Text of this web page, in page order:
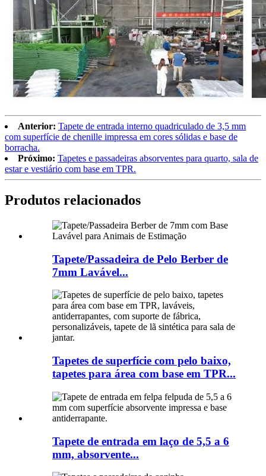
Anterior: Tapete de entrada interno quadriculado de 3,5 mm
com superfície de chenille impressa em cores sólidas e base de
borracha.
Próximo: Tapetes e passadeiras absorventes para quarto, sala de
estar e vestiário com base em TPR.
Produtos relacionados
Tapete/Passadeira de Pelo Berber de
7mm Lavável...
Tapetes de superfície com pelo baixo,
tapetes para área com base em TPR...
Tapete de entrada em laço de 5,5 a 6
mm, absorvente...